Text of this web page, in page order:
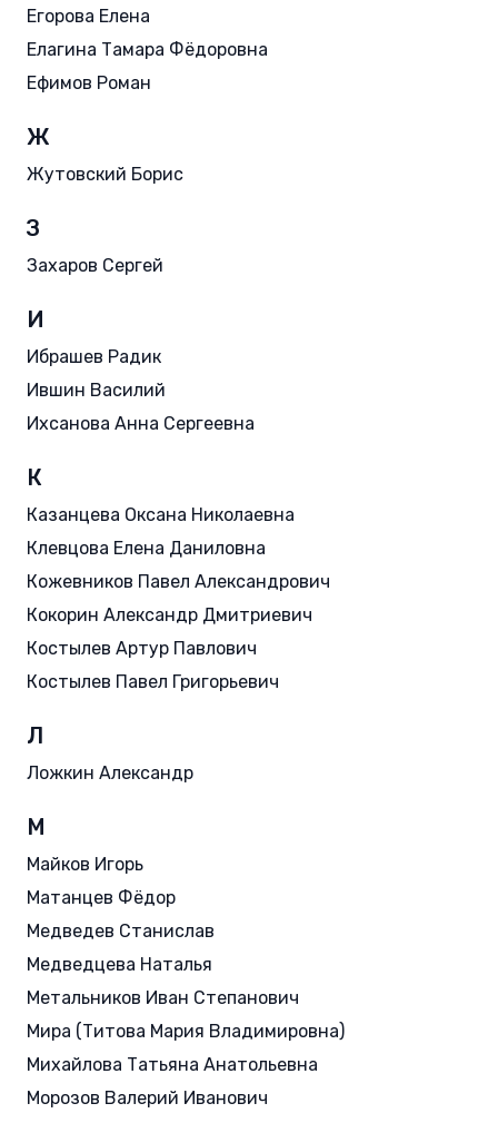
Егорова Елена
Елагина Тамара Фёдоровна
Ефимов Роман
Ж
Жутовский Борис
З
Захаров Сергей
И
Ибрашев Радик
Ившин Василий
Ихсанова Анна Сергеевна
К
Казанцева Оксана Николаевна
Клевцова Елена Даниловна
Кожевников Павел Александрович
Кокорин Александр Дмитриевич
Костылев Артур Павлович
Костылев Павел Григорьевич
Л
Ложкин Александр
М
Майков Игорь
Матанцев Фёдор
Медведев Станислав
Медведцева Наталья
Метальников Иван Степанович
Мира (Титова Мария Владимировна)
Михайлова Татьяна Анатольевна
Морозов Валерий Иванович